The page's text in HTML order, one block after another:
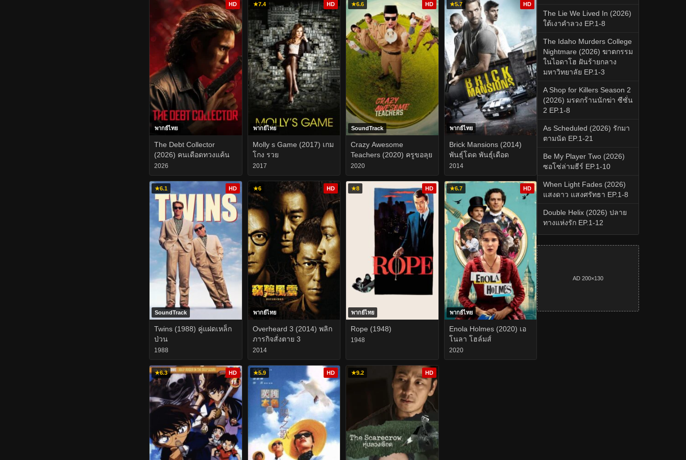
HD
พากย์ไทย
The Debt Collector
(2026) คนเดือดทวงแค้น
2026
★7.4 HD
พากย์ไทย
Molly s Game (2017) เกม
โกง รวย
2017
★6.6 HD
SoundTrack
Crazy Awesome
Teachers (2020) ครูขอลุย
2020
★5.7 HD
พากย์ไทย
Brick Mansions (2014)
พันธุ์โดด พันธุ์เดือด
2014
★6.1 HD
SoundTrack
Twins (1988) คู่แฝดเหล็ก
ป่วน
1988
★6 HD
พากย์ไทย
Overheard 3 (2014) พลิก
ภารกิจสั่งตาย 3
2014
★8 HD
พากย์ไทย
Rope (1948)
1948
★6.7 HD
พากย์ไทย
Enola Holmes (2020) เอ
โนลา โฮล์มส์
2020
★6.3 HD ★5.9 HD ★9.2 HD
The Lie We Lived In (2026)
ใต้เงาคำลวง EP.1-8
The Idaho Murders College
Nightmare (2026) ฆาตกรรม
ในไอดาโฮ ฝันร้ายกลาง
มหาวิทยาลัย EP.1-3
A Shop for Killers Season 2
(2026) มรดกร้านนักฆ่า ซีซั่น
2 EP.1-8
As Scheduled (2026) รักมา
ตามนัด EP.1-21
Be My Player Two (2026)
ซอโซ่ล่ามธีร์ EP.1-10
When Light Fades (2026)
แสงดาว แสงศรัทธา EP.1-8
Double Helix (2026) ปลาย
ทางแห่งรัก EP.1-12
AD 200×130